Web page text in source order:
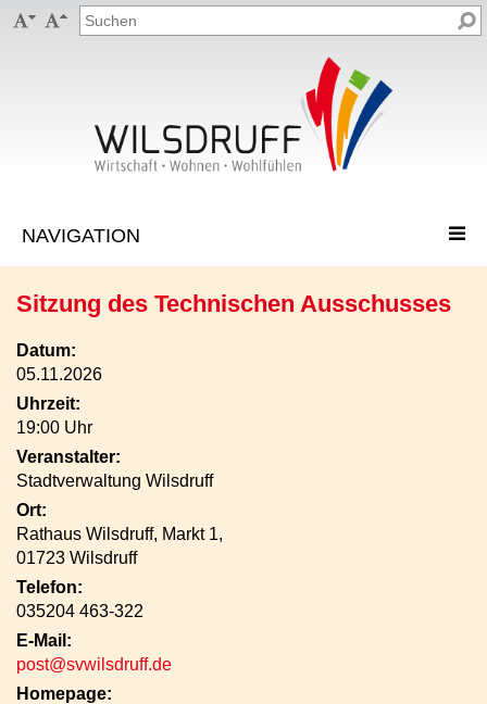
 
Sitzung des Technischen Ausschusses
Datum:
05.11.2026
Uhrzeit:
19:00 Uhr
Veranstalter:
Stadtverwaltung Wilsdruff
Ort:
Rathaus Wilsdruff, Markt 1,
01723 Wilsdruff
Telefon:
035204 463-322
E-Mail:
post@svwilsdruff.de
Homepage: